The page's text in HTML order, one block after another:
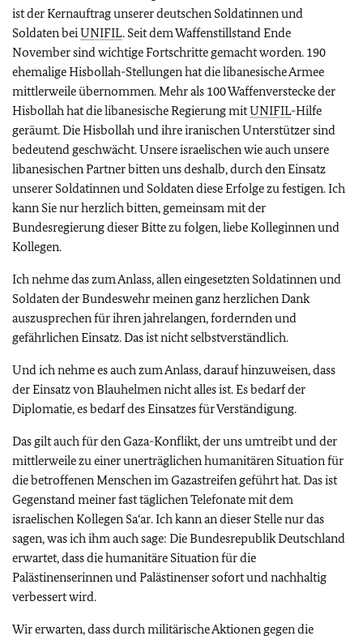
ist der Kernauftrag unserer deutschen Soldatinnen und
Soldaten beiUNIFIL. Seit dem Waffenstillstand Ende
November sind wichtige Fortschritte gemacht worden. 190
ehemalige Hisbollah-Stellungen hat die libanesische Armee
mittlerweile übernommen. Mehr als 100 Waffenverstecke der
Hisbollah hat die libanesische Regierung mitUNIFIL-Hilfe
geräumt. Die Hisbollah und ihre iranischen Unterstützer sind
bedeutend geschwächt. Unsere israelischen wie auch unsere
libanesischen Partner bitten uns deshalb, durch den Einsatz
unserer Soldatinnen und Soldaten diese Erfolge zu festigen. Ich
kann Sie nur herzlich bitten, gemeinsam mit der
Bundesregierung dieser Bitte zu folgen, liebe Kolleginnen und
Kollegen.
Ich nehme das zum Anlass, allen eingesetzten Soldatinnen und
Soldaten der Bundeswehr meinen ganz herzlichen Dank
auszusprechen für ihren jahrelangen, fordernden und
gefährlichen Einsatz. Das ist nicht selbstverständlich.
Und ich nehme es auch zum Anlass, darauf hinzuweisen, dass
der Einsatz von Blauhelmen nicht alles ist. Es bedarf der
Diplomatie, es bedarf des Einsatzes für Verständigung.
Das gilt auch für den Gaza-Konflikt, der uns umtreibt und der
mittlerweile zu einer unerträglichen humanitären Situation für
die betroffenen Menschen im Gazastreifen geführt hat. Das ist
Gegenstand meiner fast täglichen Telefonate mit dem
israelischen Kollegen Sa‘ar. Ich kann an dieser Stelle nur das
sagen, was ich ihm auch sage: Die Bundesrepublik Deutschland
erwartet, dass die humanitäre Situation für die
Palästinenserinnen und Palästinenser sofort und nachhaltig
verbessert wird.
Wir erwarten, dass durch militärische Aktionen gegen die